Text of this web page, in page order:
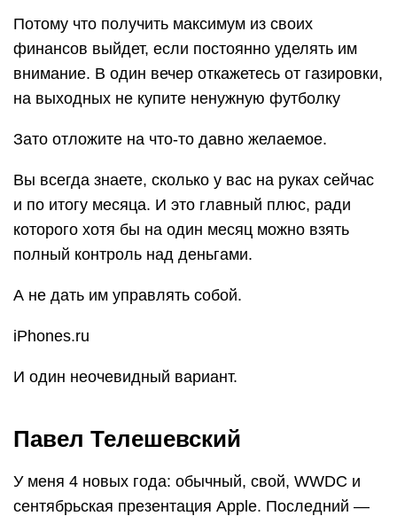
Потому что получить максимум из своих
финансов выйдет, если постоянно уделять им
внимание. В один вечер откажетесь от газировки,
на выходных не купите ненужную футболку
Зато отложите на что-то давно желаемое.
Вы всегда знаете, сколько у вас на руках сейчас
и по итогу месяца. И это главный плюс, ради
которого хотя бы на один месяц можно взять
полный контроль над деньгами.
А не дать им управлять собой.
iPhones.ru
И один неочевидный вариант.
Павел Телешевский
У меня 4 новых года: обычный, свой, WWDC и
сентябрьская презентация Apple. Последний —